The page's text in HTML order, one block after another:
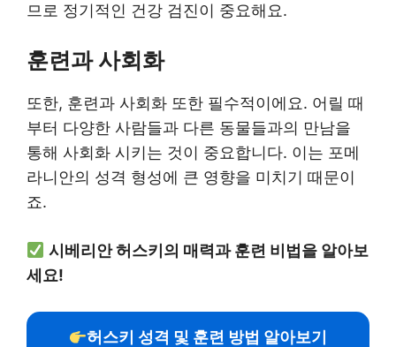
므로 정기적인 건강 검진이 중요해요.
훈련과 사회화
또한, 훈련과 사회화 또한 필수적이에요. 어릴 때
부터 다양한 사람들과 다른 동물들과의 만남을
통해 사회화 시키는 것이 중요합니다. 이는 포메
라니안의 성격 형성에 큰 영향을 미치기 때문이
죠.
시베리안 허스키의 매력과 훈련 비법을 알아보
세요!
허스키 성격 및 훈련 방법 알아보기